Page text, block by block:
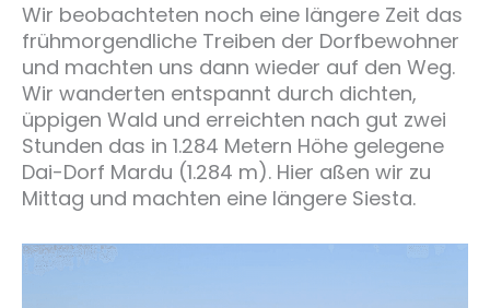
Wir beobachteten noch eine längere Zeit das
frühmorgendliche Treiben der Dorfbewohner
und machten uns dann wieder auf den Weg.
Wir wanderten entspannt durch dichten,
üppigen Wald und erreichten nach gut zwei
Stunden das in 1.284 Metern Höhe gelegene
Dai-Dorf Mardu (1.284 m). Hier aßen wir zu
Mittag und machten eine längere Siesta.